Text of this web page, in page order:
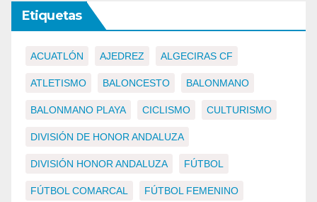
Etiquetas
ACUATLÓN AJEDREZ ALGECIRAS CF
ATLETISMO BALONCESTO BALONMANO
BALONMANO PLAYA CICLISMO CULTURISMO
DIVISIÓN DE HONOR ANDALUZA
DIVISIÓN HONOR ANDALUZA FÚTBOL
FÚTBOL COMARCAL FÚTBOL FEMENINO